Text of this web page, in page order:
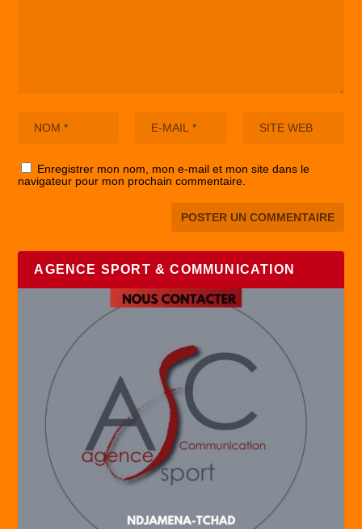
Enregistrer mon nom, mon e-mail et mon site dans le
navigateur pour mon prochain commentaire.
AGENCE SPORT & COMMUNICATION